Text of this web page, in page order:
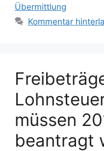
Übermittlung
Kommentar
müssen
beantragt